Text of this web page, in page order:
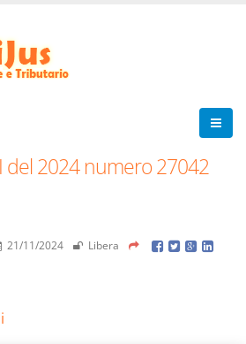
del 2024 numero 27042
21/11/2024 Libera